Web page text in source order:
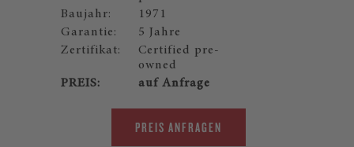
Baujahr:
1971
Garantie:
5 Jahre
Zertifikat:
Certified pre-
owned
PREIS:
auf Anfrage
PREIS ANFRAGEN